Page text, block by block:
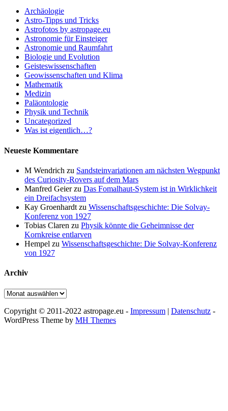
Archäologie
Astro-Tipps und Tricks
Astrofotos by astropage.eu
Astronomie für Einsteiger
Astronomie und Raumfahrt
Biologie und Evolution
Geisteswissenschaften
Geowissenschaften und Klima
Mathematik
Medizin
Paläontologie
Physik und Technik
Uncategorized
Was ist eigentlich…?
Neueste Kommentare
M Wendrich zu Sandsteinvariationen am nächsten Wegpunkt
des Curiosity-Rovers auf dem Mars
Manfred Geierzu Das Fomalhaut-System ist in Wirklichkeit
ein Dreifachsystem
Kay Groenhardt zu Wissenschaftsgeschichte: Die Solvay-
Konferenz von 1927
Tobias Claren zu Physik könnte die Geheimnisse der
Kornkreise entlarven
Hempel zu Wissenschaftsgeschichte: Die Solvay-Konferenz
von 1927
Archiv
Archiv
Copyright © 2011-2022 astropage.eu - Impressum | Datenschutz -
WordPress Theme by MH Themes